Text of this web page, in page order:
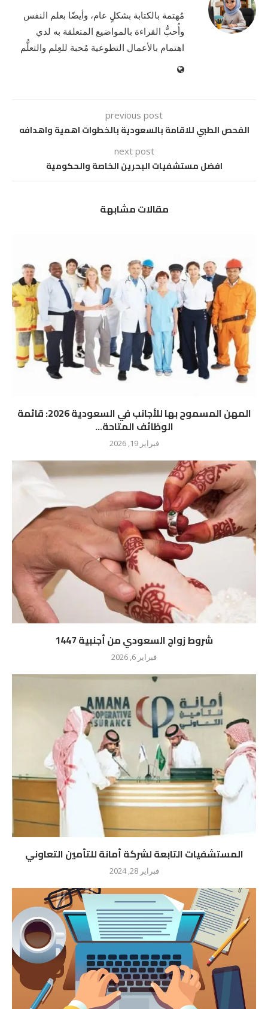
مُهتمة بالكتابة بشكلٍ عام، وأيضًا بعلم النفس
وأُحبُّ القراءة بالمواضيع المتعلقة به لدي
اهتمام بالأعمال التطوعية مُحبة للعِلم والتعلُّم
previous post
الفحص الطبي للاقامة بالسعودية بالخطوات اهمية واهدافه
next post
افضل مستشفيات البحرين الخاصة والحكومية
مقالات مشابهة
المهن المسموح بها للأجانب في السعودية 2026: قائمة
الوظائف المتاحة...
فبراير 19, 2026
شروط زواج السعودي من أجنبية 1447
فبراير 6, 2026
المستشفيات التابعة لشركة أمانة للتأمين التعاوني
فبراير 28, 2024